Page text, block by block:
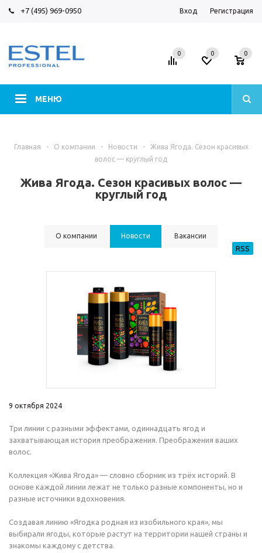
+7 (495) 969-0950 Вход Регистрация
МЕНЮ
0 0 0
Главная - О компании - Новости -
Жива Ягода. Сезон красивых
волос — круглый год
Жива Ягода. Сезон красивых волос —
круглый год
О компании Новости Вакансии
RSS
9 октября 2024
Три линии с разными эффектами, одиннадцать ягод и
захватывающая история преображения. Преображения ваших
волос.
Коллекция «Жива Ягода» — словно сборник из трёх историй. В
основе каждой линии лежат не только разные компоненты, но и
разные источники вдохновения.
Создавая линию «Ягодка родная из изобильного края», мы
выбирали ягоды, которые растут на территории нашей страны и
знакомы каждому с детства.